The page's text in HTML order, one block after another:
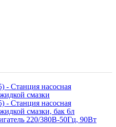
- Станция насосная
смазки
- Станция насосная
смазки, бак 6л
220/380В-50Гц, 90Вт